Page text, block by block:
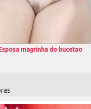
magrinha do bucetao